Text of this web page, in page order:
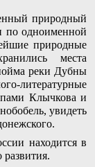
природный
по одноименной
природные
места
реки Дубны
литературные
Клычкова и
увидеть
находится в
развития.